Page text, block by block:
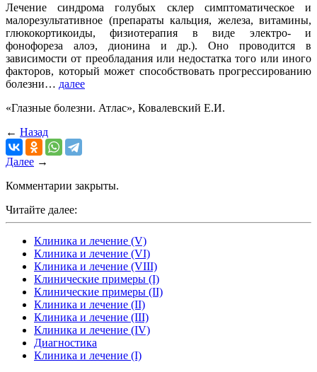
Лечение синдрома голубых склер симптоматическое и
малорезультативное (препараты кальция, железа, витамины,
глюкокортикоиды, физиотерапия в виде электро- и
фонофореза алоэ, дионина и др.). Оно проводится в
зависимости от преобладания или недостатка того или иного
факторов, который может способствовать прогрессированию
болезни… далее
«Глазные болезни. Атлас», Ковалевский Е.И.
← Назад
Далее →
Комментарии закрыты.
Читайте далее:
Клиника и лечение (V)
Клиника и лечение (VI)
Клиника и лечение (VIII)
Клинические примеры (I)
Клинические примеры (II)
Клиника и лечение (II)
Клиника и лечение (III)
Клиника и лечение (IV)
Диагностика
Клиника и лечение (I)